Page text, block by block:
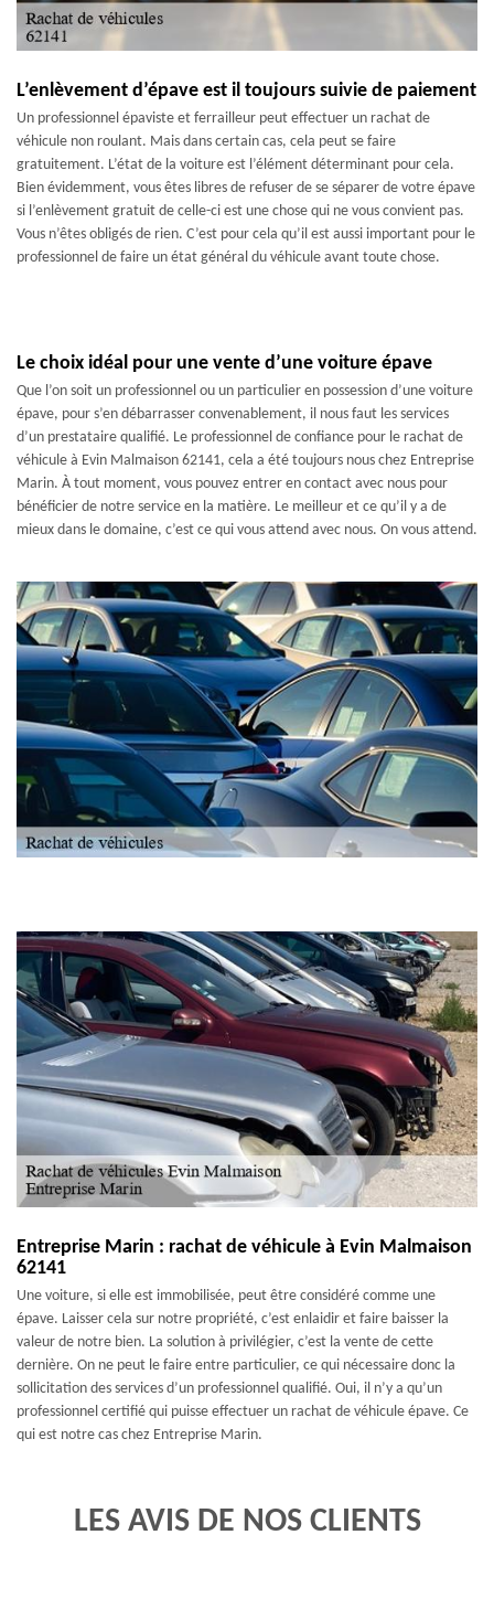
L’enlèvement d’épave est il toujours suivie de paiement
Un professionnel épaviste et ferrailleur peut effectuer un rachat de
véhicule non roulant. Mais dans certain cas, cela peut se faire
gratuitement. L’état de la voiture est l’élément déterminant pour cela.
Bien évidemment, vous êtes libres de refuser de se séparer de votre épave
si l’enlèvement gratuit de celle-ci est une chose qui ne vous convient pas.
Vous n’êtes obligés de rien. C’est pour cela qu’il est aussi important pour le
professionnel de faire un état général du véhicule avant toute chose.
Le choix idéal pour une vente d’une voiture épave
Que l’on soit un professionnel ou un particulier en possession d’une voiture
épave, pour s’en débarrasser convenablement, il nous faut les services
d’un prestataire qualifié. Le professionnel de confiance pour le rachat de
véhicule à Evin Malmaison 62141, cela a été toujours nous chez Entreprise
Marin. À tout moment, vous pouvez entrer en contact avec nous pour
bénéficier de notre service en la matière. Le meilleur et ce qu’il y a de
mieux dans le domaine, c’est ce qui vous attend avec nous. On vous attend.
Entreprise Marin : rachat de véhicule à Evin Malmaison
62141
Une voiture, si elle est immobilisée, peut être considéré comme une
épave. Laisser cela sur notre propriété, c’est enlaidir et faire baisser la
valeur de notre bien. La solution à privilégier, c’est la vente de cette
dernière. On ne peut le faire entre particulier, ce qui nécessaire donc la
sollicitation des services d’un professionnel qualifié. Oui, il n’y a qu’un
professionnel certifié qui puisse effectuer un rachat de véhicule épave. Ce
qui est notre cas chez Entreprise Marin.
LES AVIS DE NOS CLIENTS